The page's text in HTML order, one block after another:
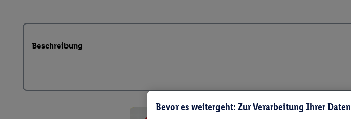
Beschreibung
Bevor es weitergeht: Zur Verarbeitung Ihrer Daten